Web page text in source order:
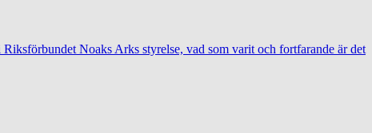
Noaks Arks styrelse, vad som varit och fortfarande är det